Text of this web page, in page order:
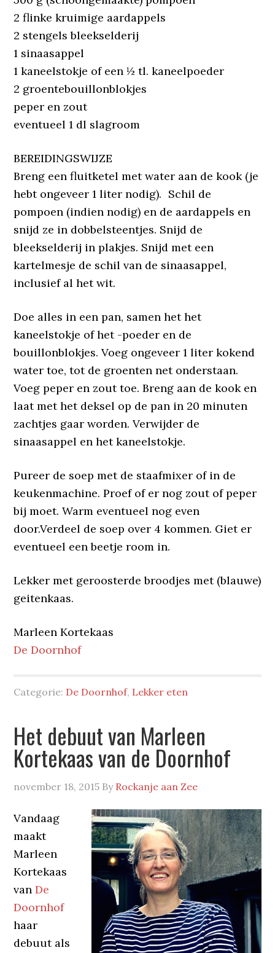
2 flinke kruimige aardappels
2 stengels bleekselderij
1 sinaasappel
1 kaneelstokje of een ½ tl. kaneelpoeder
2 groentebouillonblokjes
peper en zout
eventueel 1 dl slagroom
BEREIDINGSWIJZE
Breng een fluitketel met water aan de kook (je
hebt ongeveer 1 liter nodig). Schil de
pompoen (indien nodig) en de aardappels en
snijd ze in dobbelsteentjes. Snijd de
bleekselderij in plakjes. Snijd met een
kartelmesje de schil van de sinaasappel,
inclusief al het wit.
Doe alles in een pan, samen het het
kaneelstokje of het -poeder en de
bouillonblokjes. Voeg ongeveer 1 liter kokend
water toe, tot de groenten net onderstaan.
Voeg peper en zout toe. Breng aan de kook en
laat met het deksel op de pan in 20 minuten
zachtjes gaar worden. Verwijder de
sinaasappel en het kaneelstokje.
Pureer de soep met de staafmixer of in de
keukenmachine. Proef of er nog zout of peper
bij moet. Warm eventueel nog even
door.Verdeel de soep over 4 kommen. Giet er
eventueel een beetje room in.
Lekker met geroosterde broodjes met (blauwe)
geitenkaas.
Marleen Kortekaas
De Doornhof
Categorie: De Doornhof, Lekker eten
Het debuut van Marleen
Kortekaas van de Doornhof
november 18, 2015 By Rockanje aan Zee
Vandaag
maakt
Marleen
Kortekaas
vanDe
Doornhof
haar
debuut als